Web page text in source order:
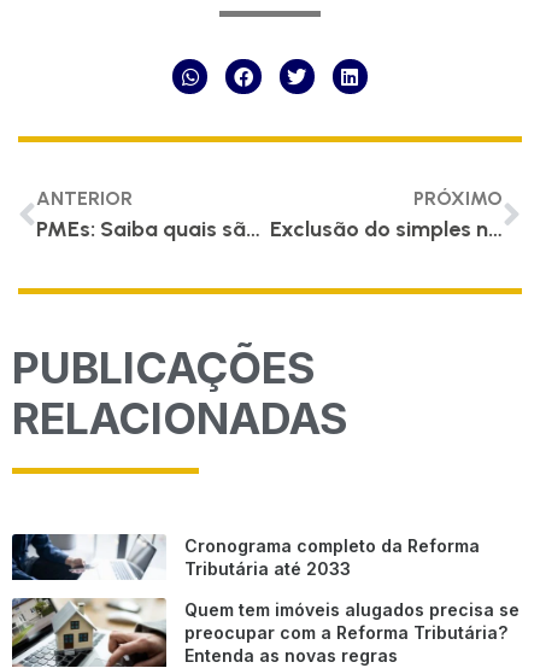
ANTERIOR
PMEs: Saiba quais são as 4 ferramentas gratuitas que o Google acabou de lançar!
PRÓXIMO
Exclusão do simples nacional: Ligue o alerta na sua empresa!
PUBLICAÇÕES
RELACIONADAS
Cronograma completo da Reforma
Tributária até 2033
Quem tem imóveis alugados precisa se
preocupar com a Reforma Tributária?
Entenda as novas regras